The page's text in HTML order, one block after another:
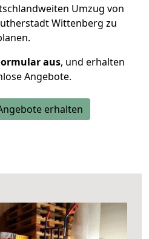
Umzug von
Wittenberg zu
aus, und erhalten
Angebote.
erhalten